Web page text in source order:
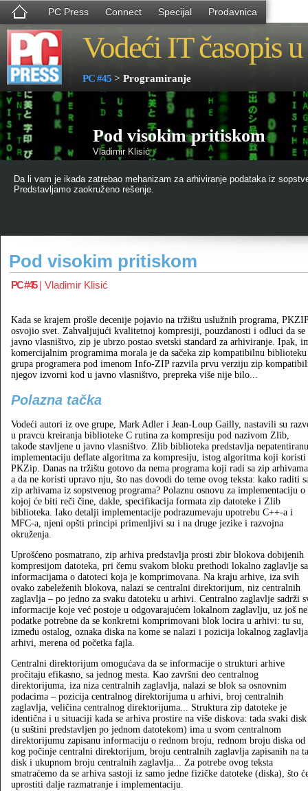
PC Press Connect Specijal Prodavnica
Vodeći IT časopis
PC #45 > Programiranje
Pod visokim pritiskom
Vladimir Klisić
Da li vam je ikada zatrebao mehanizam za arhiviranje podataka iz
Predstavljamo zaokruženo rešenje.
Pod visokim pritiskom
PC #45| Vladimir Klisić
Kada se krajem prošle decenije pojavio na tržištu uslužnih programa,
osvojio svet. Zahvaljujući kvalitetnoj kompresiji, pouzdanosti i odluci da
javno vlasništvo, zip je ubrzo postao svetski standard za arhiviranje. Ipak,
komercijalnim programima morala je da sačeka zip kompatibilnu
grupa programera pod imenom Info-ZIP razvila prvu verziju zip
njegov izvorni kod u javno vlasništvo, prepreka više nije bilo...
Polazna tačka
Vodeći autori iz ove grupe, Mark Adler i Jean-Loup Gailly, nastavili su
u pravcu kreiranja biblioteke C rutina za kompresiju pod nazivom Zlib,
takođe stavljene u javno vlasništvo. Zlib biblioteka predstavlja nepatentiranu
implementaciju deflate algoritma za kompresiju, istog algoritma koji
PKZip. Danas na tržištu gotovo da nema programa koji radi sa zip
a da ne koristi upravo nju, što nas dovodi do teme ovog teksta: kako raditi
zip arhivama iz sopstvenog programa? Polaznu osnovu za implementaciju o
kojoj će biti reči čine, dakle, specifikacija formata zip datoteke i Zlib
biblioteka. Iako detalji implementacije podrazumevaju upotrebu C++-a i
MFC-a, njeni opšti principi primenljivi su i na druge jezike i razvojna
okruženja.
Uprošćeno posmatrano, zip arhiva predstavlja prosti zbir blokova dobijenih
kompresijom datoteka, pri čemu svakom bloku prethodi lokalno zaglavlje sa
informacijama o datoteci koja je komprimovana. Na kraju arhive, iza svih
ovako zabeleženih blokova, nalazi se centralni direktorijum, niz centralnih
zaglavlja – po jedno za svaku datoteku u arhivi. Centralno zaglavlje sadrži
informacije koje već postoje u odgovarajućem lokalnom zaglavlju, uz još
podatke potrebne da se konkretni komprimovani blok locira u arhivi: tu su,
između ostalog, oznaka diska na kome se nalazi i pozicija lokalnog
arhivi, merena od početka fajla.
Centralni direktorijum omogućava da se informacije o strukturi arhive
pročitaju efikasno, sa jednog mesta. Kao završni deo centralnog
direktorijuma, iza niza centralnih zaglavlja, nalazi se blok sa osnovnim
podacima – pozicija centralnog direktorijuma u arhivi, broj centralnih
zaglavlja, veličina centralnog direktorijuma... Struktura zip datoteke je
identična i u situaciji kada se arhiva prostire na više diskova: tada svaki disk
(u suštini predstavljen po jednom datotekom) ima u svom centralnom
direktorijumu zapisanu informaciju o rednom broju, rednom broju diska od
kog počinje centralni direktorijum, broju centralnih zaglavlja zapisanih na
disk i ukupnom broju centralnih zaglavlja... Za potrebe ovog teksta
smatraćemo da se arhiva sastoji iz samo jedne fizičke datoteke (diska), što
uprostiti dalje razmatranje i implementaciju.